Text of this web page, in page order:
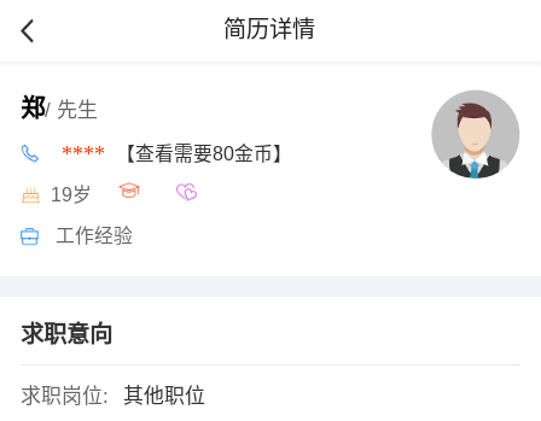
简历详情
郑/ 先生
**** 【查看需要80金币】
19岁
工作经验
求职意向
求职岗位:
其他职位